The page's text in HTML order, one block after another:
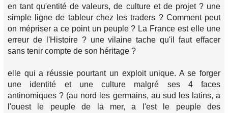
en tant qu'entité de valeurs, de culture et de projet ? une
simple ligne de tableur chez les traders ? Comment peut
on mépriser a ce point un peuple ? La France est elle une
erreur de l'Histoire ? une vilaine tache qu'il faut effacer
sans tenir compte de son héritage ?
elle qui a réussie pourtant un exploit unique. A se forger
une identité et une culture malgré ses 4 faces
antinomiques ? (au nord les germains, au sud les latins, a
l'ouest le peuple de la mer, a l'est le peuple des